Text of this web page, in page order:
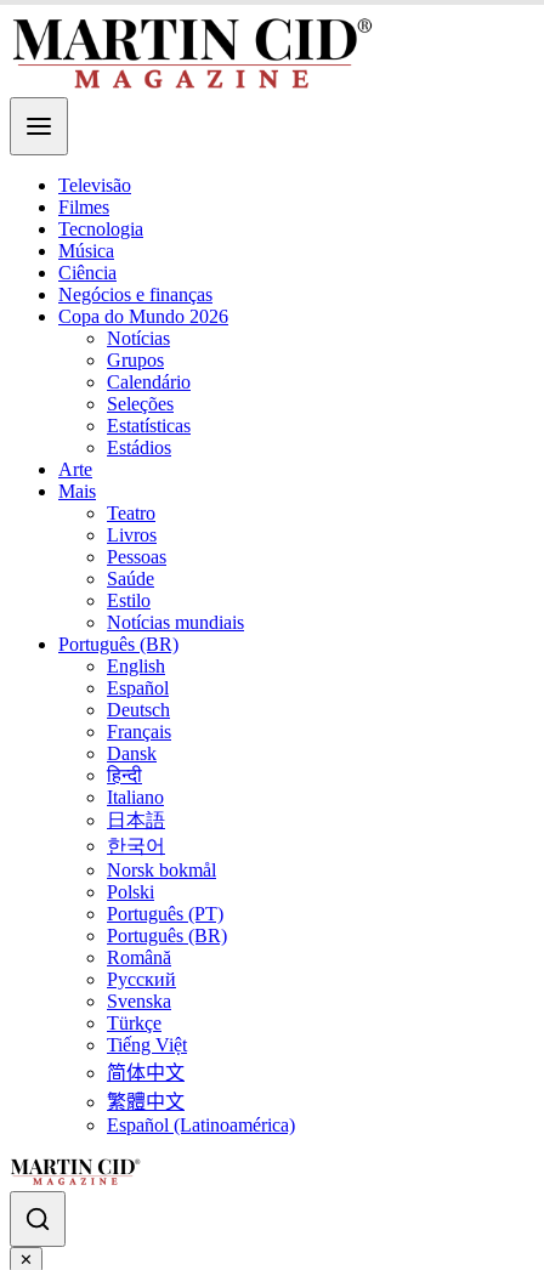
Televisão
Filmes
Tecnologia
Música
Ciência
Negócios e finanças
Copa do Mundo 2026
Notícias
Grupos
Calendário
Seleções
Estatísticas
Estádios
Arte
Mais
Teatro
Livros
Pessoas
Saúde
Estilo
Notícias mundiais
Português (BR)
English
Español
Deutsch
Français
Dansk
हिन्दी
Italiano
日本語
한국어
Norsk bokmål
Polski
Português (PT)
Português (BR)
Română
Русский
Svenska
Türkçe
Tiếng Việt
简体中文
繁體中文
Español (Latinoamérica)
✕